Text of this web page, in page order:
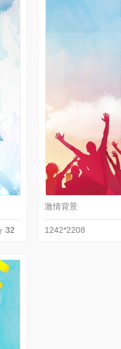
32
激情背景
1242*2208